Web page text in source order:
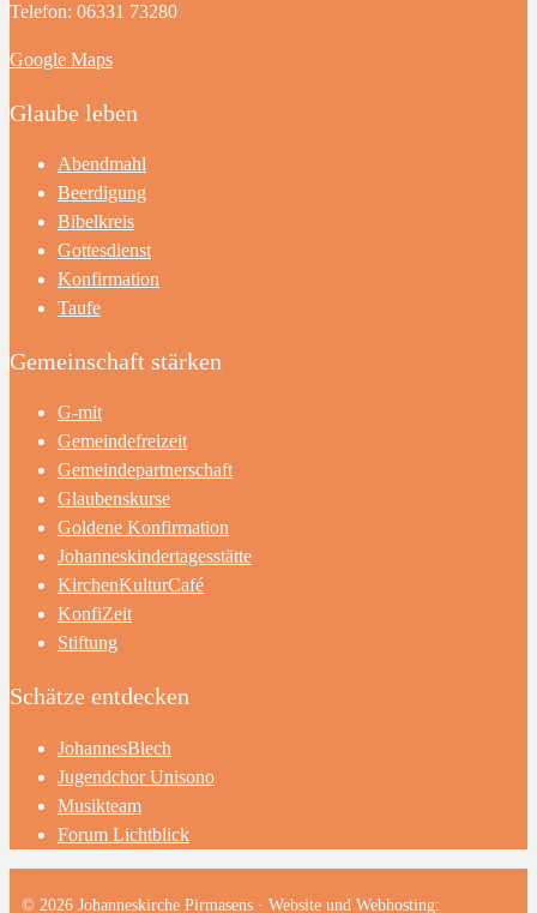
Telefon: 06331 73280
Google Maps
Glaube leben
Abendmahl
Beerdigung
Bibelkreis
Gottesdienst
Konfirmation
Taufe
Gemeinschaft stärken
G-mit
Gemeindefreizeit
Gemeindepartnerschaft
Glaubenskurse
Goldene Konfirmation
Johanneskindertagesstätte
KirchenKulturCafé
KonfiZeit
Stiftung
Schätze entdecken
JohannesBlech
Jugendchor Unisono
Musikteam
Forum Lichtblick
© 2026 Johanneskirche Pirmasens · Website und Webhosting: